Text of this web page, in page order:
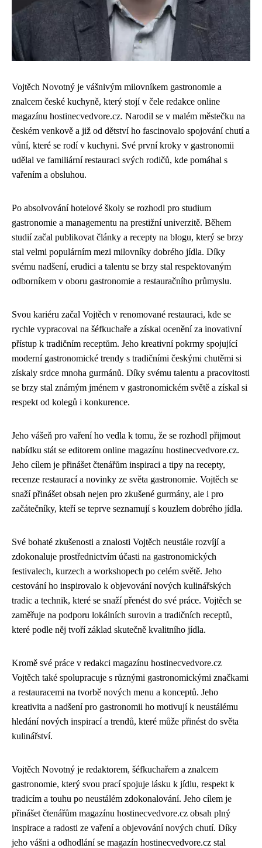
Vojtěch Novotný je vášnivým milovníkem gastronomie a
znalcem české kuchyně, který stojí v čele redakce online
magazínu hostinecvedvore.cz. Narodil se v malém městečku na
českém venkově a již od dětství ho fascinovalo spojování chutí a
vůní, které se rodí v kuchyni. Své první kroky v gastronomii
udělal ve familiární restauraci svých rodičů, kde pomáhal s
vařením a obsluhou.
Po absolvování hotelové školy se rozhodl pro studium
gastronomie a managementu na prestižní univerzitě. Během
studií začal publikovat články a recepty na blogu, který se brzy
stal velmi populárním mezi milovníky dobrého jídla. Díky
svému nadšení, erudici a talentu se brzy stal respektovaným
odborníkem v oboru gastronomie a restauračního průmyslu.
Svou kariéru začal Vojtěch v renomované restauraci, kde se
rychle vypracoval na šéfkuchaře a získal ocenění za inovativní
přístup k tradičním receptům. Jeho kreativní pokrmy spojující
moderní gastronomické trendy s tradičními českými chutěmi si
získaly srdce mnoha gurmánů. Díky svému talentu a pracovitosti
se brzy stal známým jménem v gastronomickém světě a získal si
respekt od kolegů i konkurence.
Jeho vášeň pro vaření ho vedla k tomu, že se rozhodl přijmout
nabídku stát se editorem online magazínu hostinecvedvore.cz.
Jeho cílem je přinášet čtenářům inspiraci a tipy na recepty,
recenze restaurací a novinky ze světa gastronomie. Vojtěch se
snaží přinášet obsah nejen pro zkušené gurmány, ale i pro
začátečníky, kteří se teprve seznamují s kouzlem dobrého jídla.
Své bohaté zkušenosti a znalosti Vojtěch neustále rozvíjí a
zdokonaluje prostřednictvím účasti na gastronomických
festivalech, kurzech a workshopech po celém světě. Jeho
cestování ho inspirovalo k objevování nových kulinářských
tradic a technik, které se snaží přenést do své práce. Vojtěch se
zaměřuje na podporu lokálních surovin a tradičních receptů,
které podle něj tvoří základ skutečně kvalitního jídla.
Kromě své práce v redakci magazínu hostinecvedvore.cz
Vojtěch také spolupracuje s různými gastronomickými značkami
a restauracemi na tvorbě nových menu a konceptů. Jeho
kreativita a nadšení pro gastronomii ho motivují k neustálému
hledání nových inspirací a trendů, které může přinést do světa
kulinářství.
Vojtěch Novotný je redaktorem, šéfkuchařem a znalcem
gastronomie, který svou prací spojuje lásku k jídlu, respekt k
tradicím a touhu po neustálém zdokonalování. Jeho cílem je
přinášet čtenářům magazínu hostinecvedvore.cz obsah plný
inspirace a radosti ze vaření a objevování nových chutí. Díky
jeho vášni a odhodlání se magazín hostinecvedvore.cz stal